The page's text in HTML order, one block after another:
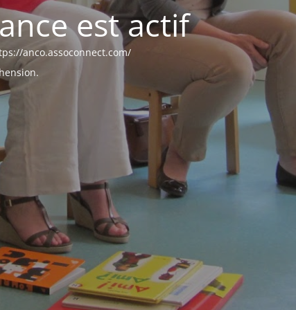
est actif
anco.assoconnect.com/